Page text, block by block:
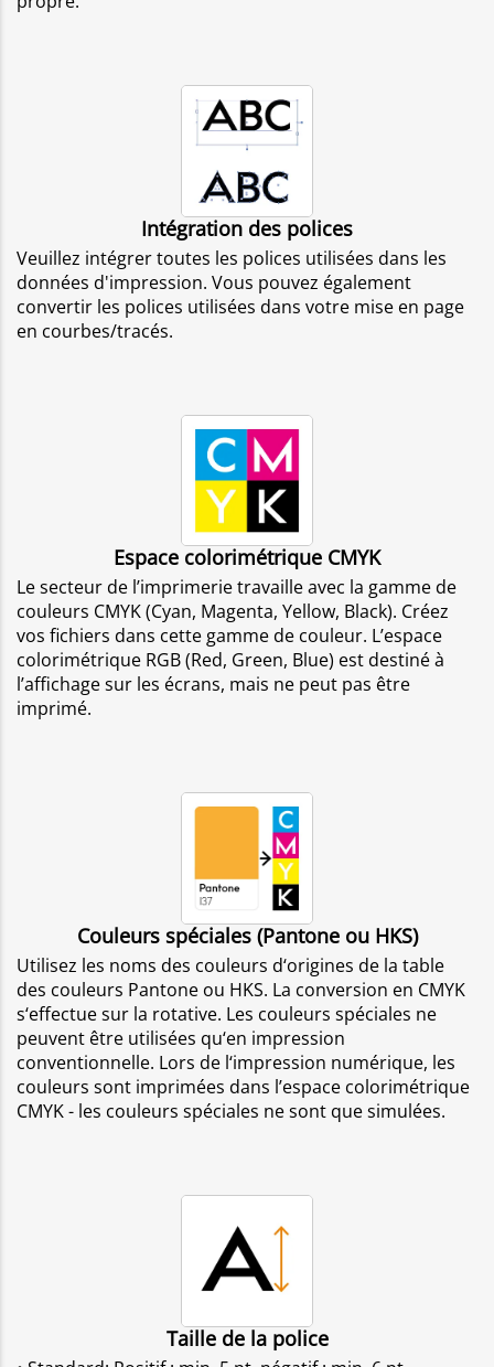
Intégration des polices
Veuillez intégrer toutes les polices utilisées dans les
données d'impression. Vous pouvez également
convertir les polices utilisées dans votre mise en page
en courbes/tracés.
Espace colorimétrique CMYK
Le secteur de l’imprimerie travaille avec la gamme de
couleurs CMYK (Cyan, Magenta, Yellow, Black). Créez
vos fichiers dans cette gamme de couleur. L’espace
colorimétrique RGB (Red, Green, Blue) est destiné à
l’affichage sur les écrans, mais ne peut pas être
imprimé.
Couleurs spéciales (Pantone ou HKS)
Utilisez les noms des couleurs d‘origines de la table
des couleurs Pantone ou HKS. La conversion en CMYK
s‘effectue sur la rotative. Les couleurs spéciales ne
peuvent être utilisées qu‘en impression
conventionnelle. Lors de l‘impression numérique, les
couleurs sont imprimées dans l’espace colorimétrique
CMYK - les couleurs spéciales ne sont que simulées.
Taille de la police